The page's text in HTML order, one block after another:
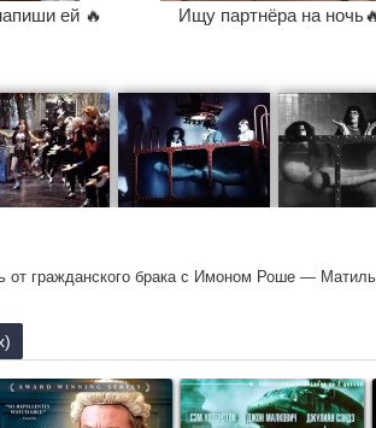
ей 🔥 Ищу партнёра на
от гражданского брака с Имоном Роше —